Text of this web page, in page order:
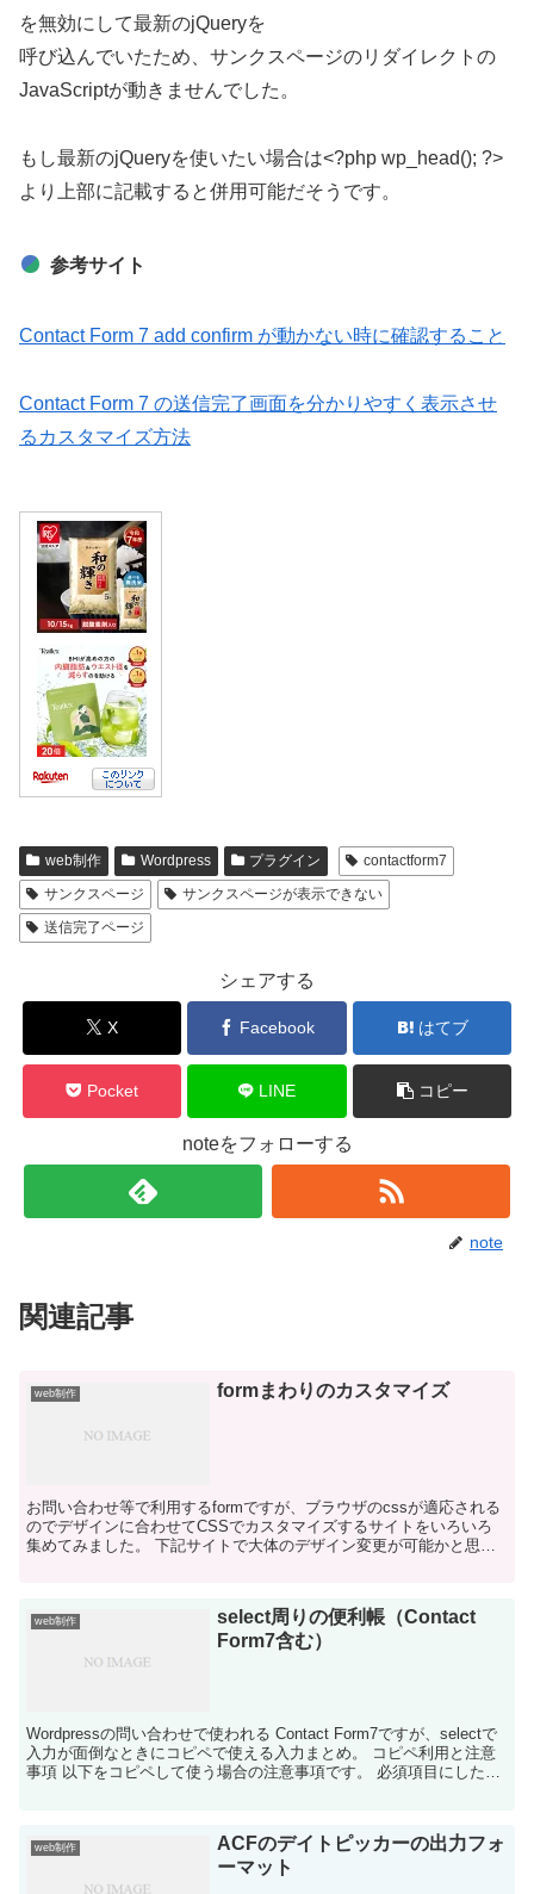
を無効にして最新のjQueryを
呼び込んでいたため、サンクスページのリダイレクトの
JavaScriptが動きませんでした。
もし最新のjQueryを使いたい場合は<?php wp_head(); ?>
より上部に記載すると併用可能だそうです。
参考サイト
Contact Form 7 add confirm が動かない時に確認すること
Contact Form 7 の送信完了画面を分かりやすく表示させ
るカスタマイズ方法
web制作 Wordpress プラグイン
contactform7
サンクスページ
サンクスページが表示できない
送信完了ページ
シェアする
X Facebook はてブ
Pocket LINE コピー
noteをフォローする
note
関連記事
web制作 formまわりのカスタマイズ
お問い合わせ等で利用するformですが、ブラウザのcssが適応される
のでデザインに合わせてCSSでカスタマイズするサイトをいろいろ
集めてみました。 下記サイトで大体のデザイン変更が可能かと思い
web制作
select周りの便利帳（Contact
Form7含む）
Wordpressの問い合わせで使われる Contact Form7ですが、selectで
入力が面倒なときにコピペで使える入力まとめ。 コピペ利用と注意
事項 以下をコピペして使う場合の注意事項です。 必須項目にしたい
web制作
ACFのデイトピッカーの出力フォ
ーマット